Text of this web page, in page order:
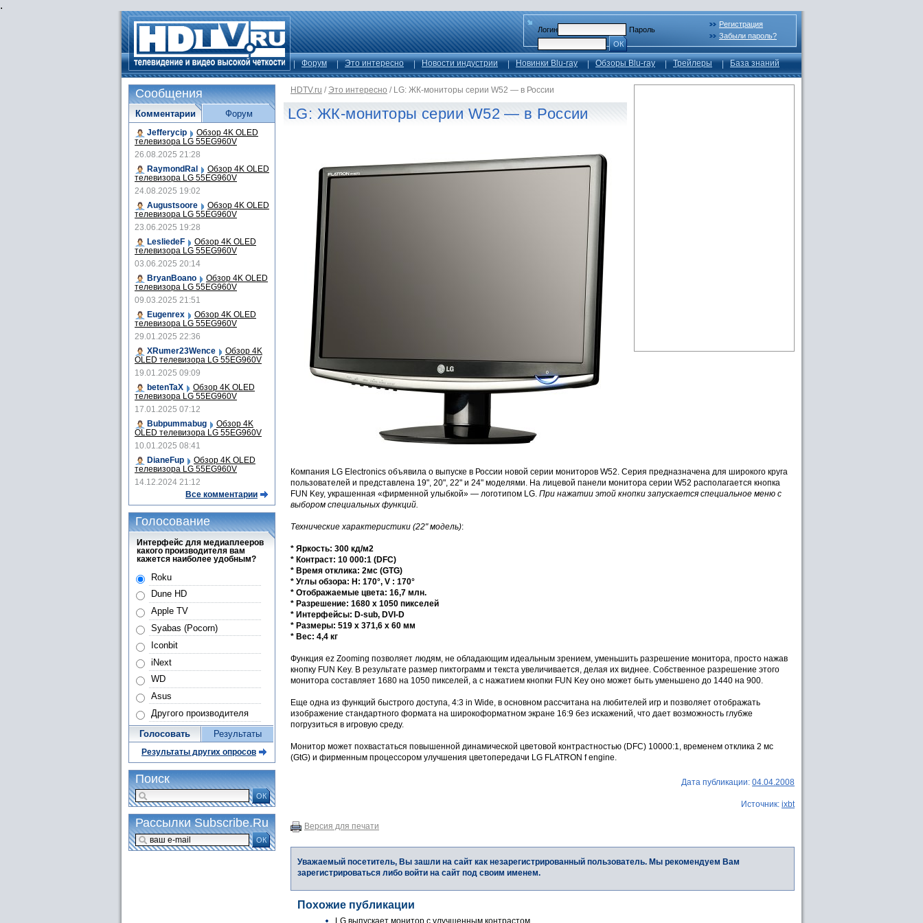
.
Логин
Пароль
ОК
Регистрация
Забыли пароль?
Форум Это интересно Новости индустрии Новинки Blu-ray Обзоры Blu-ray Трейлеры База знаний
HDTV.ru / Это интересно / LG: ЖК-мониторы серии W52 — в России
LG: ЖК-мониторы серии W52 — в России
Компания LG Electronics объявила о выпуске в России новой серии мониторов W52. Серия предназначена для широкого круга
пользователей и представлена 19", 20", 22" и 24" моделями. На лицевой панели монитора серии W52 располагается кнопка
FUN Key, украшенная «фирменной улыбкой» — логотипом LG. При нажатии этой кнопки запускается специальное меню с
выбором специальных функций.
Технические характеристики (22" модель):
* Яркость: 300 кд/м2
* Контраст: 10 000:1 (DFC)
* Время отклика: 2мс (GTG)
* Углы обзора: H: 170°, V : 170°
* Отображаемые цвета: 16,7 млн.
* Разрешение: 1680 x 1050 пикселей
* Интерфейсы: D-sub, DVI-D
* Размеры: 519 x 371,6 x 60 мм
* Вес: 4,4 кг
Функция ez Zooming позволяет людям, не обладающим идеальным зрением, уменьшить разрешение монитора, просто нажав
кнопку FUN Key. В результате размер пиктограмм и текста увеличивается, делая их виднее. Собственное разрешение этого
монитора составляет 1680 на 1050 пикселей, а с нажатием кнопки FUN Key оно может быть уменьшено до 1440 на 900.
Еще одна из функций быстрого доступа, 4:3 in Wide, в основном рассчитана на любителей игр и позволяет отображать
изображение стандартного формата на широкоформатном экране 16:9 без искажений, что дает возможность глубже
погрузиться в игровую среду.
Монитор может похвастаться повышенной динамической цветовой контрастностью (DFC) 10000:1, временем отклика 2 мс
(GtG) и фирменным процессором улучшения цветопередачи LG FLATRON f engine.
Дата публикации: 04.04.2008
Источник: ixbt
Версия для печати
Уважаемый посетитель, Вы зашли на сайт как незарегистрированный пользователь. Мы рекомендуем Вам
зарегистрироваться либо войти на сайт под своим именем.
Похожие публикации
LG выпускает монитор с улучшенным контрастом
Сообщения
Комментарии
Jefferycip Обзор 4K OLED
телевизора LG 55EG960V
26.08.2025 21:28
RaymondRal
Обзор 4K OLED
телевизора LG 55EG960V
24.08.2025 19:02
Augustsoore
Обзор 4K OLED
телевизора LG 55EG960V
23.06.2025 19:28
LesliedeF
Обзор 4K OLED
телевизора LG 55EG960V
03.06.2025 20:14
BryanBoano
Обзор 4K OLED
телевизора LG 55EG960V
09.03.2025 21:51
Eugenrex
Обзор 4K OLED
телевизора LG 55EG960V
29.01.2025 22:36
XRumer23Wence
Обзор 4K
OLED телевизора LG 55EG960V
19.01.2025 09:09
betenTaX
Обзор 4K OLED
телевизора LG 55EG960V
17.01.2025 07:12
Bubpummabug
Обзор 4K
OLED телевизора LG 55EG960V
10.01.2025 08:41
DianeFup
Обзор 4K OLED
телевизора LG 55EG960V
14.12.2024 21:12
Все комментарии
Форум
Голосование
Интерфейс для медиаплееров
какого производителя вам
кажется наиболее удобным?
Roku
Dune HD
Apple TV
Syabas (Pocorn)
Iconbit
iNext
WD
Asus
Другого производителя
Голосовать Результаты
Результаты других опросов
Поиск
ОК
Рассылки Subscribe.Ru
ОК